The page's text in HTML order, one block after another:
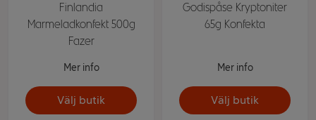
Finlandia
Marmeladkonfekt 500g
Fazer
Mer info
Välj butik
Godispåse Kryptoniter
65g Konfekta
Mer info
Välj butik